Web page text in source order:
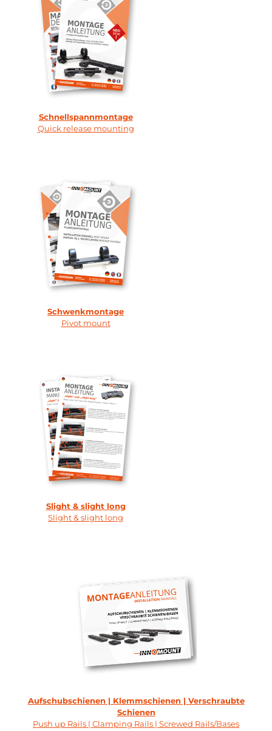
Schnellspannmontage
Quick release mounting
Schwenkmontage
Pivot mount
Slight & slight long
Slight & slight long
Aufschubschienen | Klemmschienen | Verschraubte
Schienen
Push up Rails | Clamping Rails | Screwed Rails/Bases